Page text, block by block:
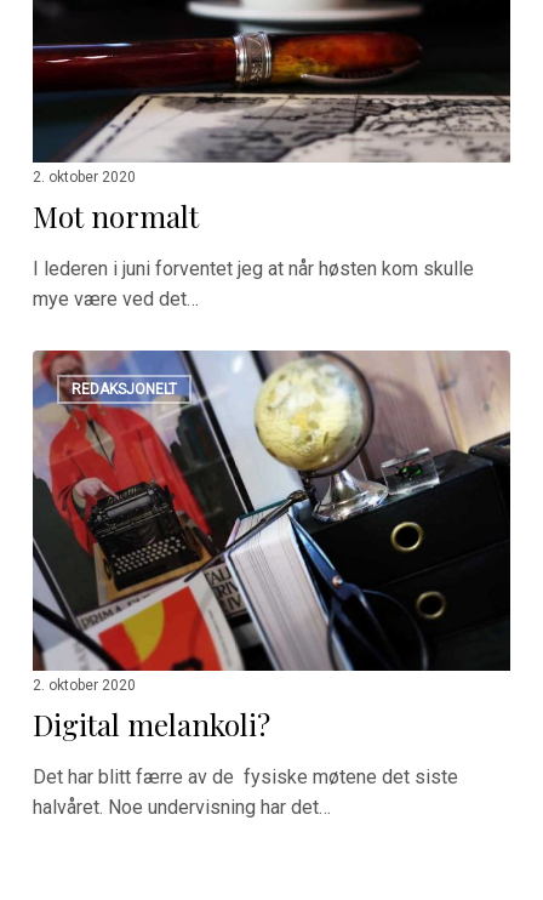
2. oktober 2020
Mot normalt
I lederen i juni forventet jeg at når høsten kom skulle
mye være ved det…
Digital
melankoli?
REDAKSJONELT
2. oktober 2020
Digital melankoli?
Det har blitt færre av de fysiske møtene det siste
halvåret. Noe undervisning har det…